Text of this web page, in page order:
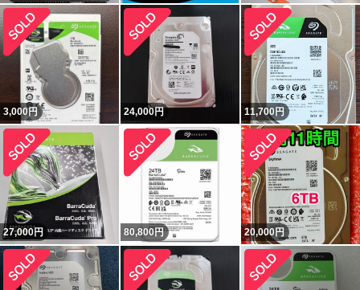
3,000円 24,000円 11,700円
27,000円 80,800円 20,000円